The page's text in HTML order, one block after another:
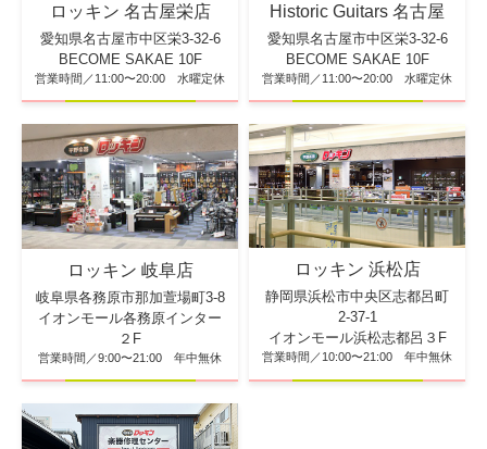
ロッキン 名古屋栄店
愛知県名古屋市中区栄3-32-6
BECOME SAKAE 10F
営業時間／11:00〜20:00 水曜定休
Historic Guitars 名古屋
愛知県名古屋市中区栄3-32-6
BECOME SAKAE 10F
営業時間／11:00〜20:00 水曜定休
ロッキン 岐阜店
岐阜県各務原市那加萱場町3-8
イオンモール各務原インター
２F
営業時間／9:00〜21:00 年中無休
ロッキン 浜松店
静岡県浜松市中央区志都呂町
2-37-1
イオンモール浜松志都呂３F
営業時間／10:00〜21:00 年中無休